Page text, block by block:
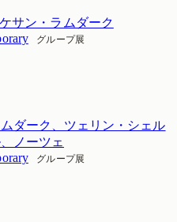
サン・ラムダーク
グループ展
ダーク、ツェリン・シェル
ノーツェ
グループ展